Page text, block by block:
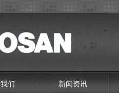
们 新闻资讯